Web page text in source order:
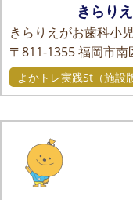
きらり
きらりえがお歯科小
〒811-1355福岡市南
よかトレ実践St（施設版